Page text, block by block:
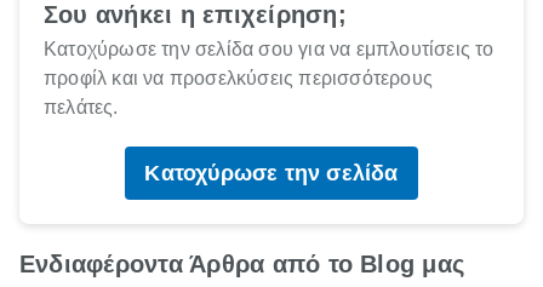
Σου ανήκει η επιχείρηση;
Κατοχύρωσε την σελίδα σου για να εμπλουτίσεις το
προφίλ και να προσελκύσεις περισσότερους
πελάτες.
Κατοχύρωσε την σελίδα
Ενδιαφέροντα Άρθρα από το Blog μας